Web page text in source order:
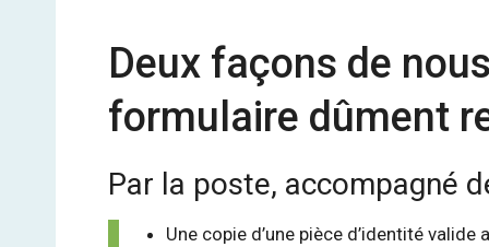
Deux façons de
formulaire dûment
Par la poste, accompagné
Une copie d’une pièce d’identité valide